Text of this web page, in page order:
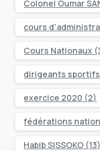
Colonel Oumar
cours
Cours Nationaux
dirigeants sportifs
exercice 2020 (2)
fédérations
Habib SISSOKO (13)